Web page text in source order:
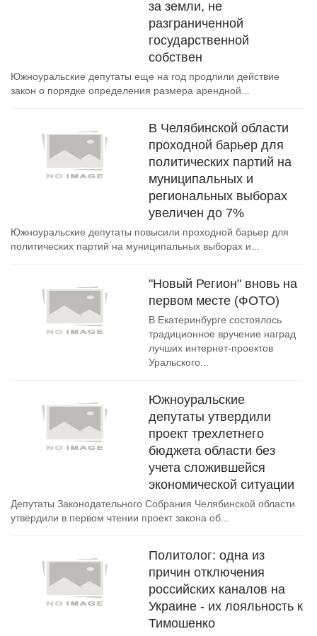
за земли, не
разграниченной
государственной
собствен
Южноуральские депутаты еще на год продлили действие
закон о порядке определения размера арендной...
В Челябинской области
проходной барьер для
политических партий на
муниципальных и
региональных выборах
увеличен до 7%
Южноуральские депутаты повысили проходной барьер для
политических партий на муниципальных выборах и...
"Новый Регион" вновь на
первом месте (ФОТО)
В Екатеринбурге состоялось
традиционное вручение наград
лучших интернет-проектов
Уральского...
Южноуральские
депутаты утвердили
проект трехлетнего
бюджета области без
учета сложившейся
экономической ситуации
Депутаты Законодательного Собрания Челябинской области
утвердили в первом чтении проект закона об...
Политолог: одна из
причин отключения
российских каналов на
Украине - их лояльность к
Тимошенко